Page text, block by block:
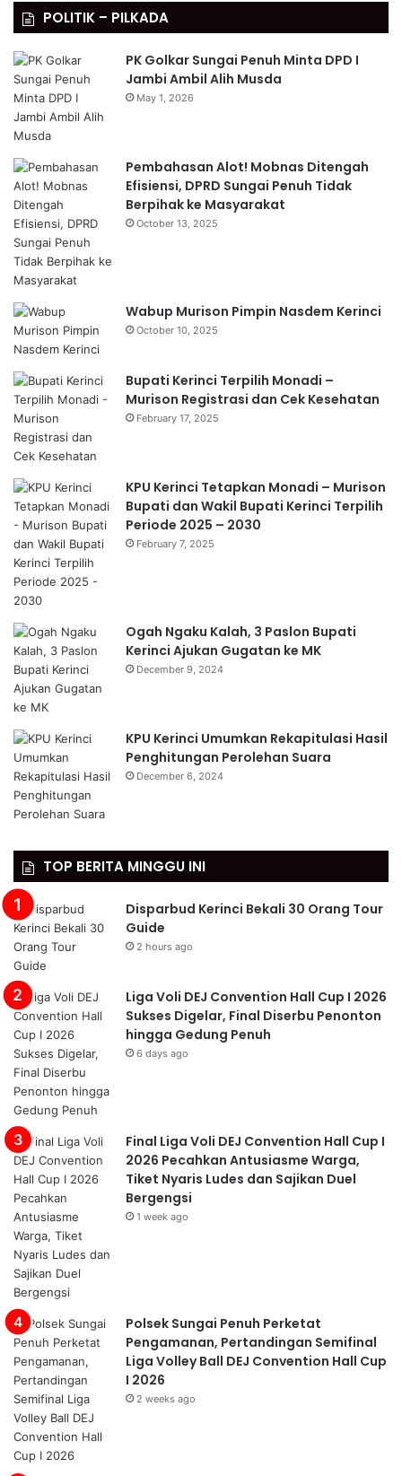
POLITIK – PILKADA
PK Golkar Sungai Penuh Minta DPD I
Jambi Ambil Alih Musda
May 1, 2026
Pembahasan Alot! Mobnas Ditengah
Efisiensi, DPRD Sungai Penuh Tidak
Berpihak ke Masyarakat
October 13, 2025
Wabup Murison Pimpin Nasdem Kerinci
October 10, 2025
Bupati Kerinci Terpilih Monadi –
Murison Registrasi dan Cek Kesehatan
February 17, 2025
KPU Kerinci Tetapkan Monadi – Murison
Bupati dan Wakil Bupati Kerinci Terpilih
Periode 2025 – 2030
February 7, 2025
Ogah Ngaku Kalah, 3 Paslon Bupati
Kerinci Ajukan Gugatan ke MK
December 9, 2024
KPU Kerinci Umumkan Rekapitulasi Hasil
Penghitungan Perolehan Suara
December 6, 2024
TOP BERITA MINGGU INI
Disparbud Kerinci Bekali 30 Orang Tour
Guide
2 hours ago
Liga Voli DEJ Convention Hall Cup I 2026
Sukses Digelar, Final Diserbu Penonton
hingga Gedung Penuh
6 days ago
Final Liga Voli DEJ Convention Hall Cup I
2026 Pecahkan Antusiasme Warga,
Tiket Nyaris Ludes dan Sajikan Duel
Bergengsi
1 week ago
Polsek Sungai Penuh Perketat
Pengamanan, Pertandingan Semifinal
Liga Volley Ball DEJ Convention Hall Cup
I 2026
2 weeks ago